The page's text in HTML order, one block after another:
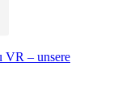
VR – unsere